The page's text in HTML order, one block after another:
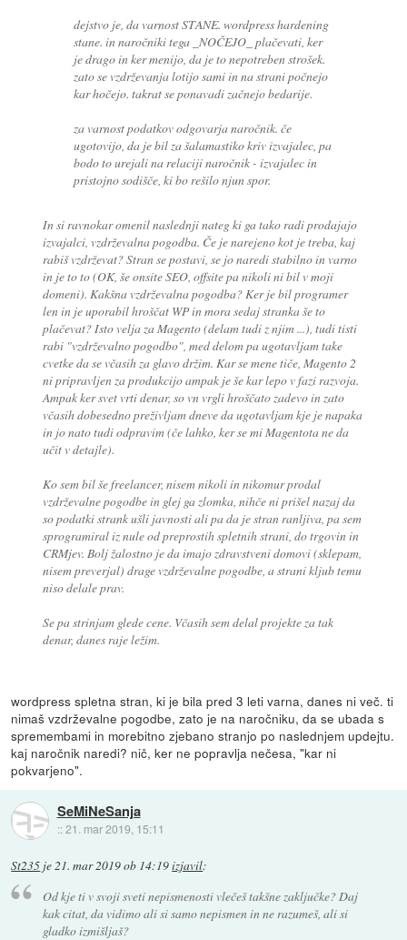
dejstvo je, da varnost STANE. wordpress hardening
stane. in naročniki tega _NOČEJO_ plačevati, ker
je drago in ker menijo, da je to nepotreben strošek.
zato se vzdrževanja lotijo sami in na strani počnejo
kar hočejo. takrat se ponavadi začnejo bedarije.
za varnost podatkov odgovarja naročnik. če
ugotovijo, da je bil za šalamastiko kriv izvajalec, pa
bodo to urejali na relaciji naročnik - izvajalec in
pristojno sodišče, ki bo rešilo njun spor.
In si ravnokar omenil naslednji nateg ki ga tako radi prodajajo
izvajalci, vzdrževalna pogodba. Če je narejeno kot je treba, kaj
rabiš vzdrževat? Stran se postavi, se jo naredi stabilno in varno
in je to to (OK, še onsite SEO, offsite pa nikoli ni bil v moji
domeni). Kakšna vzdrževalna pogodba? Ker je bil programer
len in je uporabil hroščat WP in mora sedaj stranka še to
plačevat? Isto velja za Magento (delam tudi z njim ...), tudi tisti
rabi "vzdrževalno pogodbo", med delom pa ugotavljam take
cvetke da se včasih za glavo držim. Kar se mene tiče, Magento 2
ni pripravljen za produkcijo ampak je še kar lepo v fazi razvoja.
Ampak ker svet vrti denar, so vn vrgli hroščato zadevo in zato
včasih dobesedno preživljam dneve da ugotavljam kje je napaka
in jo nato tudi odpravim (če lahko, ker se mi Magentota ne da
učit v detajle).
Ko sem bil še freelancer, nisem nikoli in nikomur prodal
vzdrževalne pogodbe in glej ga zlomka, nihče ni prišel nazaj da
so podatki strank ušli javnosti ali pa da je stran ranljiva, pa sem
sprogramiral iz nule od preprostih spletnih strani, do trgovin in
CRMjev. Bolj žalostno je da imajo zdravstveni domovi (sklepam,
nisem preverjal) drage vzdrževalne pogodbe, a strani kljub temu
niso delale prav.
Se pa strinjam glede cene. Včasih sem delal projekte za tak
denar, danes raje ležim.
wordpress spletna stran, ki je bila pred 3 leti varna, danes ni več. ti
nimaš vzdrževalne pogodbe, zato je na naročniku, da se ubada s
spremembami in morebitno zjebano stranjo po naslednjem updejtu.
kaj naročnik naredi? nič, ker ne popravlja nečesa, "kar ni
pokvarjeno".
SeMiNeSanja
::21. mar 2019, 15:11
St235 je21. mar 2019 ob 14:19izjavil:
Od kje ti v svoji sveti nepismenosti vlečeš takšne zaključke? Daj
kak citat, da vidimo ali si samo nepismen in ne razumeš, ali si
gladko izmišljaš?